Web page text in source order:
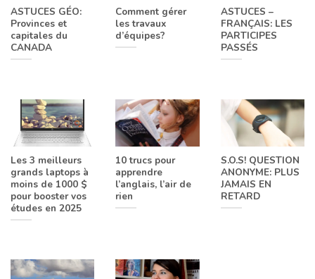
ASTUCES GÉO:
Provinces et
capitales du
CANADA
Comment gérer
les travaux
d’équipes?
ASTUCES –
FRANÇAIS: LES
PARTICIPES
PASSÉS
Les 3 meilleurs
grands laptops à
moins de 1000 $
pour booster vos
études en 2025
10 trucs pour
apprendre
l’anglais, l’air de
rien
S.O.S! QUESTION
ANONYME: PLUS
JAMAIS EN
RETARD